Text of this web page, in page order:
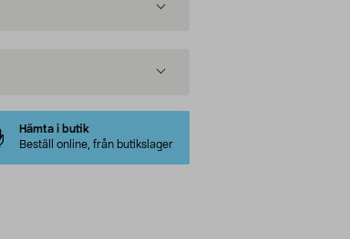
Hämta i butik
Beställ online, från butikslager